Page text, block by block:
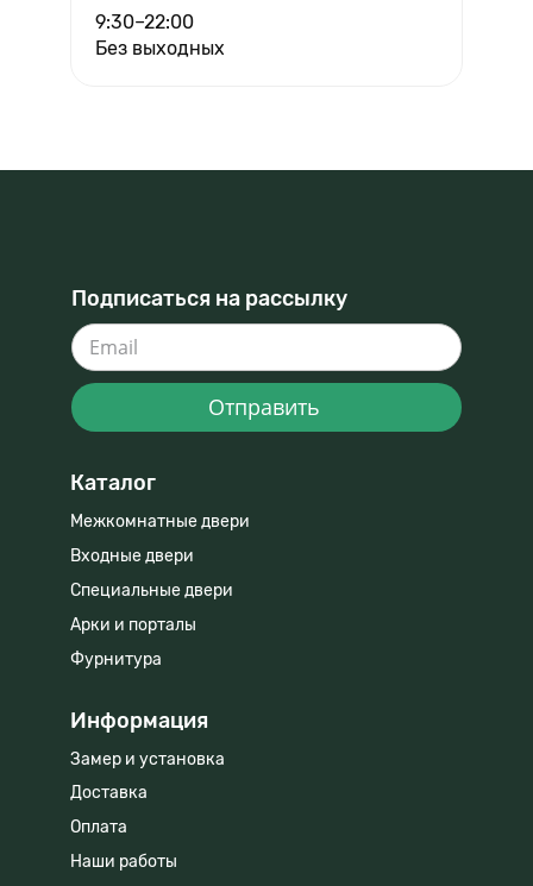
9:30–22:00
Без выходных
Подписаться на рассылку
Отправить
Каталог
Межкомнатные двери
Входные двери
Специальные двери
Арки и порталы
Фурнитура
Информация
Замер и установка
Доставка
Оплата
Наши работы